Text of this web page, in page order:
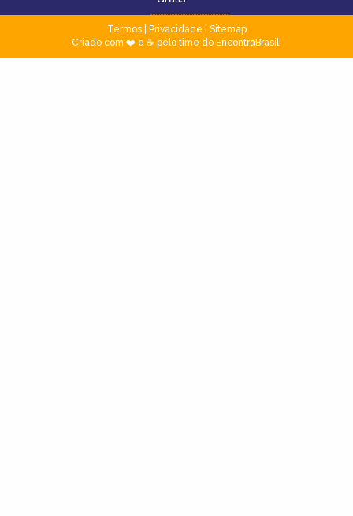
Termos| Privacidade
Sitemap
Criado com ❤️ e ☕ pelo time do EncontraBrasil